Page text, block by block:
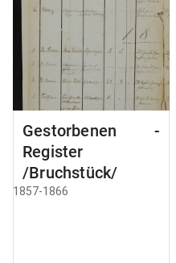
Gestorbenen -
Register
/Bruchstück/
1857-1866